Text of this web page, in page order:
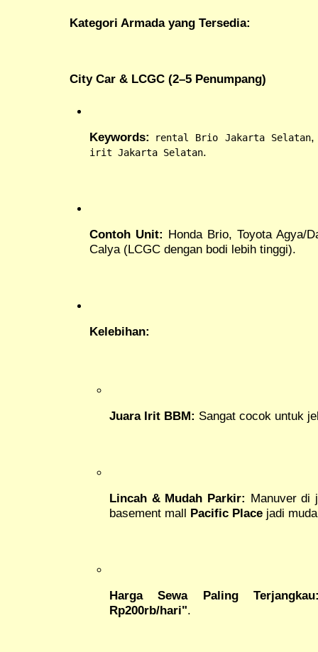
Kategori Armada yang Tersedia:
City Car & LCGC (2–5 Penumpang)
Keywords: rental Brio Jakarta Selatan
irit Jakarta Selatan.
Contoh Unit: Honda Brio, Toyota Agya/
Calya (LCGC dengan bodi lebih tinggi).
Kelebihan:
Juara Irit BBM: Sangat cocok untuk
Lincah & Mudah Parkir: Manuver di
basement mall Pacific Place jadi
Harga Sewa Paling
Rp200rb/hari".